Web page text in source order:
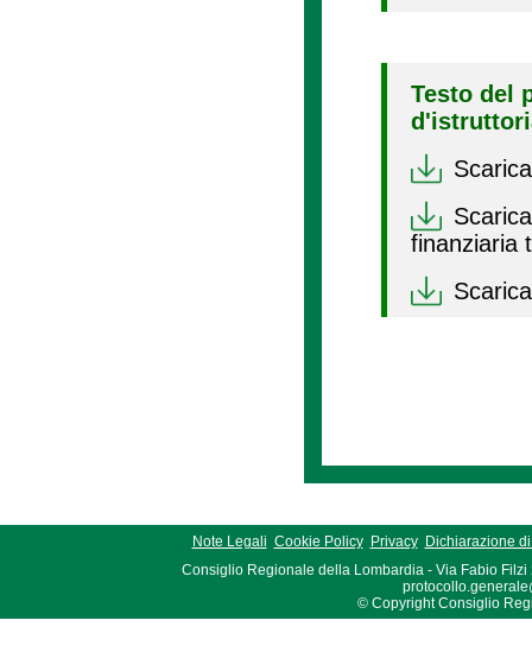
Testo del
finanziaria
Note Legali Cookie Policy Privacy
Dichiarazione
Consiglio Regionale della Lombardia - Via Fabio Filzi
© Copyright Consiglio